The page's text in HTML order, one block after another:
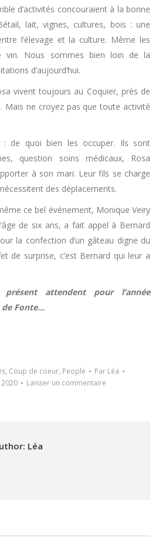
d’activités concouraient à la bonne
lait, vignes, cultures, bois : une
l’élevage et la culture. Même les
vin. Nous sommes bien loin de la
d’aujourd’hui.
vivent toujours au Coquier, près de
Mais ne croyez pas que toute activité
: de quoi bien les occuper. Ils sont
question soins médicaux, Rosa
à son mari. Leur fils se charge
des déplacements.
ce bel événement, Monique Veiry
de six ans, a fait appel à Bernard
la confection d’un gâteau digne du
de surprise, c’est Bernard qui leur a
attendent pour l’année
de Fonte…
, Coup de coeur, People Par Léa
Laisser un commentaire
Léa